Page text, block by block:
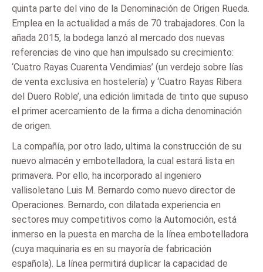
quinta parte del vino de la Denominación de Origen Rueda.
Emplea en la actualidad a más de 70 trabajadores. Con la
añada 2015, la bodega lanzó al mercado dos nuevas
referencias de vino que han impulsado su crecimiento:
‘Cuatro Rayas Cuarenta Vendimias’ (un verdejo sobre lías
de venta exclusiva en hostelería) y ‘Cuatro Rayas Ribera
del Duero Roble’, una edición limitada de tinto que supuso
el primer acercamiento de la firma a dicha denominación
de origen.
La compañía, por otro lado, ultima la construcción de su
nuevo almacén y embotelladora, la cual estará lista en
primavera. Por ello, ha incorporado al ingeniero
vallisoletano Luis M. Bernardo como nuevo director de
Operaciones. Bernardo, con dilatada experiencia en
sectores muy competitivos como la Automoción, está
inmerso en la puesta en marcha de la línea embotelladora
(cuya maquinaria es en su mayoría de fabricación
española). La línea permitirá duplicar la capacidad de